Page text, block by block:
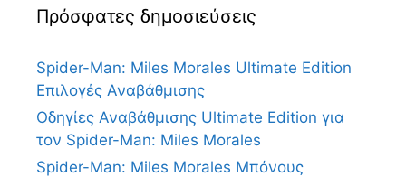
Πρόσφατες δημοσιεύσεις
Spider-Man: Miles Morales Ultimate Edition
Επιλογές Αναβάθμισης
Οδηγίες Αναβάθμισης Ultimate Edition για
τον Spider-Man: Miles Morales
Spider-Man: Miles Morales Μπόνους